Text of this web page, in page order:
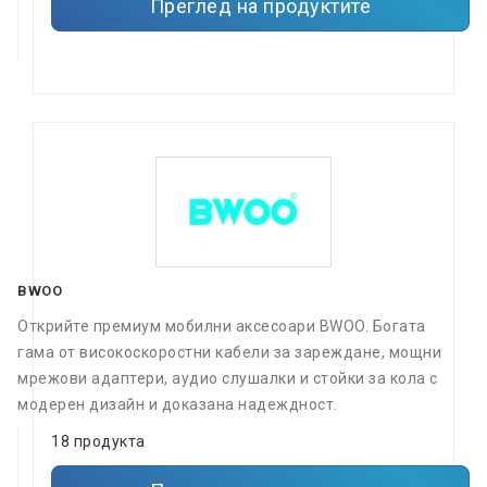
Преглед на продуктите
BWOO
Открийте премиум мобилни аксесоари BWOO. Богата
гама от високоскоростни кабели за зареждане, мощни
мрежови адаптери, аудио слушалки и стойки за кола с
модерен дизайн и доказана надеждност.
18 продукта